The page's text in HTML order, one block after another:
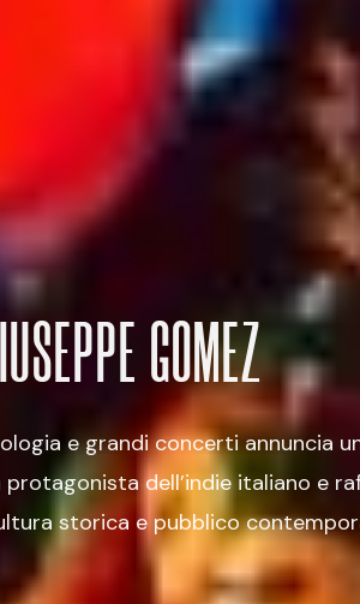
GOMEZ
e grandi concerti annuncia
dell’indie italiano e
storica e pubblico